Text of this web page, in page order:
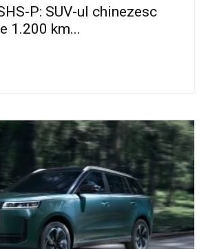
P: SUV-ul chinezesc
1.200 km...